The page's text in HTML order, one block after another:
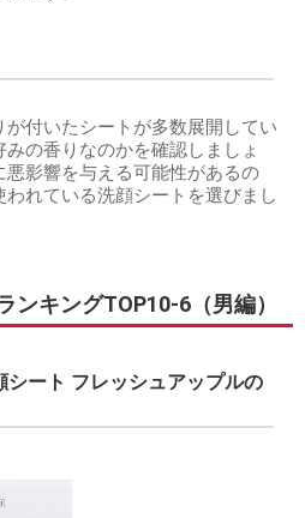
付いたシートが多数展開してい
の香りなのかを確認しましょ
悪影響を与える可能性があるの
れている洗顔シートを選びまし
ンキングTOP10-6（男編）
シート フレッシュアップルの